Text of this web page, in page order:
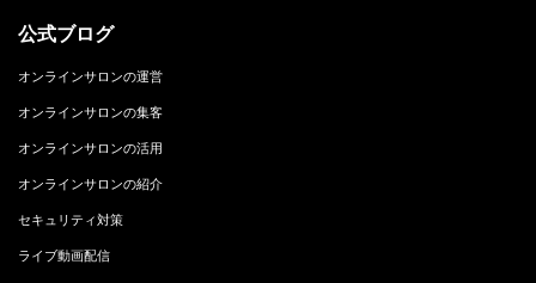
公式ブログ
オンラインサロンの運営
オンラインサロンの集客
オンラインサロンの活用
オンラインサロンの紹介
セキュリティ対策
ライブ動画配信